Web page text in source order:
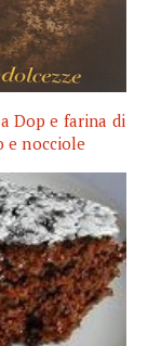
Dop e farina di
e nocciole